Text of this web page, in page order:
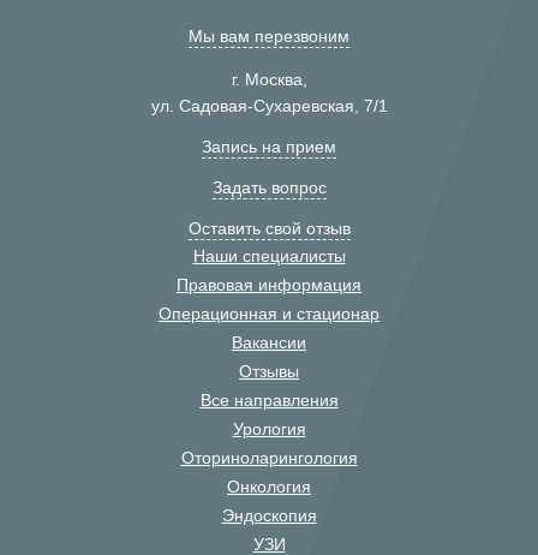
Мы вам перезвоним
г. Москва,
ул. Садовая-Сухаревская, 7/1
Запись на прием
Задать вопрос
Оставить свой отзыв
Наши специалисты
Правовая информация
Операционная и стационар
Вакансии
Отзывы
Все направления
Урология
Оториноларингология
Онкология
Эндоскопия
УЗИ